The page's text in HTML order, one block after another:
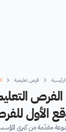
الرئيسية فرص تعليمية
الأول
مقدّمة من كبرى